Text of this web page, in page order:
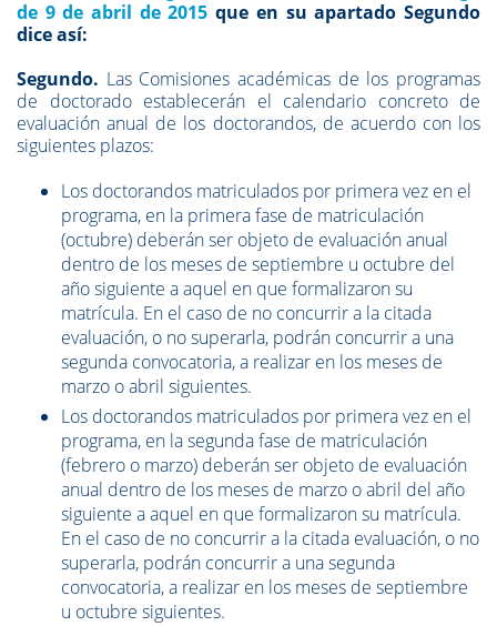
de 9 de abril de 2015 que en su apartado Segundo
dice así:
Segundo. Las Comisiones académicas de los programas
de doctorado establecerán el calendario concreto de
evaluación anual de los doctorandos, de acuerdo con los
siguientes plazos:
Los doctorandos matriculados por primera vez en el
programa, en la primera fase de matriculación
(octubre) deberán ser objeto de evaluación anual
dentro de los meses de septiembre u octubre del
año siguiente a aquel en que formalizaron su
matrícula. En el caso de no concurrir a la citada
evaluación, o no superarla, podrán concurrir a una
segunda convocatoria, a realizar en los meses de
marzo o abril siguientes.
Los doctorandos matriculados por primera vez en el
programa, en la segunda fase de matriculación
(febrero o marzo) deberán ser objeto de evaluación
anual dentro de los meses de marzo o abril del año
siguiente a aquel en que formalizaron su matrícula.
En el caso de no concurrir a la citada evaluación, o no
superarla, podrán concurrir a una segunda
convocatoria, a realizar en los meses de septiembre
u octubre siguientes.